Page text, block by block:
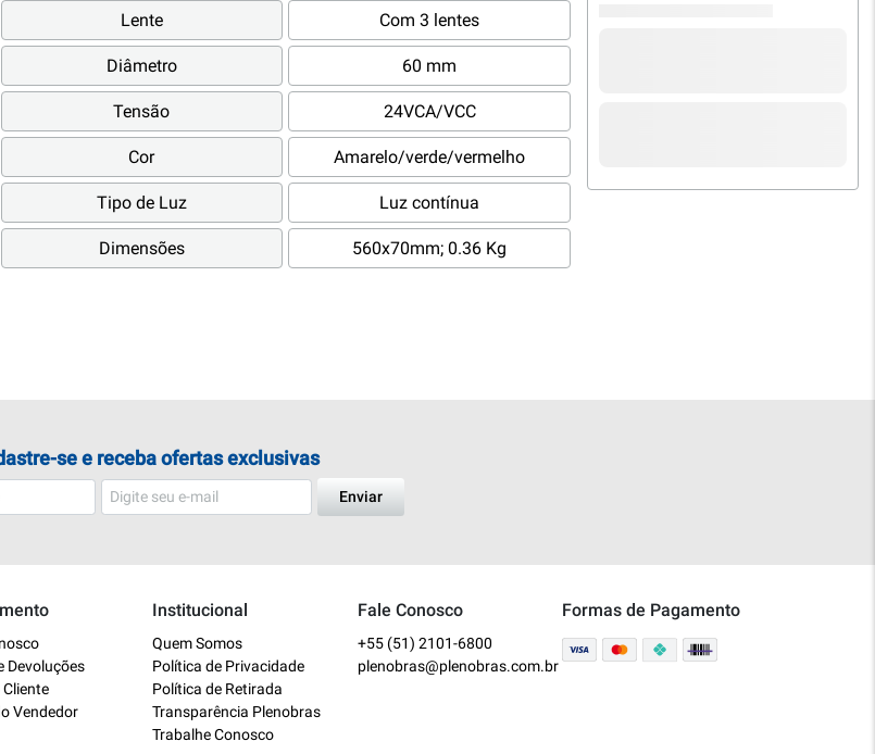
Lente Com 3 lentes
Diâmetro 60 mm
Tensão 24VCA/VCC
Cor Amarelo/verde/vermelho
Tipo de Luz Luz contínua
Dimensões 560x70mm; 0.36 Kg
se e receba ofertas exclusivas
Enviar
Devoluções
Vendedor
Institucional
Quem Somos
Política de Privacidade
Política de Retirada
Transparência Plenobras
Trabalhe Conosco
Fale Conosco
+55 (51) 2101-6800
plenobras@plenobras.com.br
Formas de Pagamento